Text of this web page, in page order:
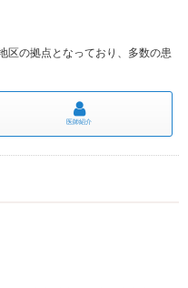
区の拠点となっており、多数の患
医師紹介